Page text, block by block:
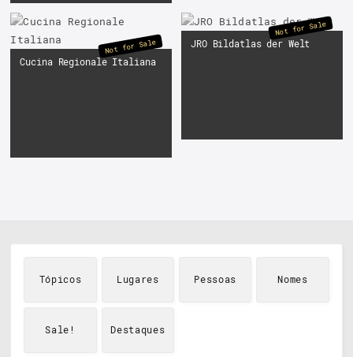
Cucina Regionale Italiana
Not for Sale JRO Bildatlas der Welt
Not for Sale
Tópicos Lugares Pessoas Nomes
Sale! Destaques